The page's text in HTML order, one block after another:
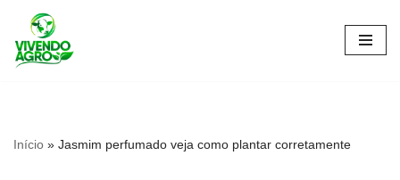
Pular
para
Início » Jasmim perfumado veja como plantar corretamente